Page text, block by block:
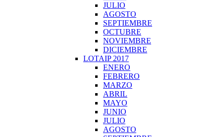
JULIO
AGOSTO
SEPTIEMBRE
OCTUBRE
NOVIEMBRE
DICIEMBRE
LOTAIP 2017
ENERO
FEBRERO
MARZO
ABRIL
MAYO
JUNIO
JULIO
AGOSTO